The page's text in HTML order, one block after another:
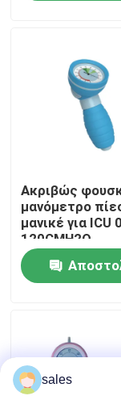
Σχετικά με εμάς
Γύρος
Ποιοτικός
επαφή
ET εναέριος
Λαρυγγικός
Ακριβώς
μανόμετρο
μανικέ για ICU
120CMH2O
sales